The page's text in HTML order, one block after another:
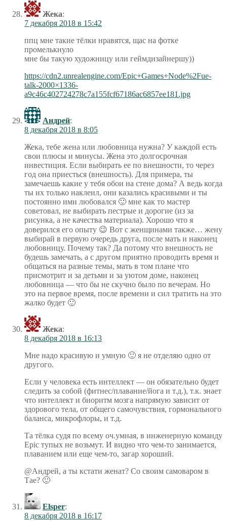
Жека:
7 декабря 2018 в 15:42
ппц мне такие тёлки нравятся, щас на фотке
промелькнуло
мне бы такую художницу или геймдизайнершу))
https://cdn2.unrealengine.com/Epic+Games+Node%2Fue-
talk-2000×1336-
a9c46c402724278c7a155fcf67186ac6857ee181.jpg
Андрей:
8 декабря 2018 в 8:05
Жека, тебе жена или любовница нужна? У каждой есть
свои плюсы и минусы. Жена это долгосрочная
инвестиция. Если выбирать ее по внешности, то через
год она приесться (внешность). Для примера, ты
замечаешь какие у тебя обои на стене дома? А ведь когда
ты их только наклеил, они казались красивыми и ты
постоянно ими любовался 🙂 мне как то мастер
советовал, не выбирать пестрые и дорогие (из за
рисунка, а не качества материала). Хорошо что я
доверился его опыту 😉 Вот с женщинами также… жену
выбирай в первую очередь друга, после мать и наконец
любовницу. Почему так? Да потому что внешность не
будешь замечать, а с другом приятно проводить время и
общаться на разные темы, мать в том плане что
присмотрит и за детьми и за уютом доме, наконец
любовница — что бы не скучно было по вечерам. Но
это на первое время, после времени и сил тратить на это
жалко будет 🙂
Жека:
8 декабря 2018 в 16:13
Мне надо красивую и умную 🙂 я не отделяю одно от
другого.
Если у человека есть интеллект — он обязательно будет
следить за собой (фитнес/плавание/йога и т.д.), т.к. знает
что интеллект и биоритм мозга напрямую зависит от
здорового тела, от общего самочувствия, гормонального
баланса, микрофлоры, и т.д.
Та тёлка судя по всему оч.умная, в инженерную команду
Epic тупых не возьмут. И видно что чем-то занимается,
плаванием или еще чем-то, загар хороший.
@Андрей, а ты кстати женат? Со своим самоваром в
Тае? 🙂
Elsper:
8 декабря 2018 в 16:17